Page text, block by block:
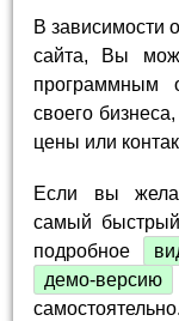
В зависимости
сайта, Вы
программным
своего
цены или
Если вы
самый
подробное
демо-версию